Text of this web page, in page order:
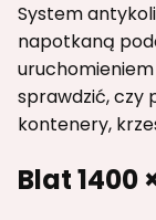
System
napotkaną
sprawdzić, czy
kontenery,
Blat 1400